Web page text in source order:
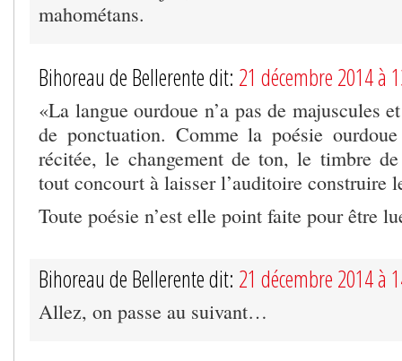
mahométans.
Bihoreau de Bellerente dit: 21 décembre 2014 à
«La langue ourdoue n’a pas de majuscules
de ponctuation. Comme la poésie
récitée, le changement de ton, le timbre
tout concourt à laisser l’auditoire construire
Toute poésie n’est elle point faite pour être
Bihoreau de Bellerente dit: 21 décembre 2014 à
Allez, on passe au suivant…